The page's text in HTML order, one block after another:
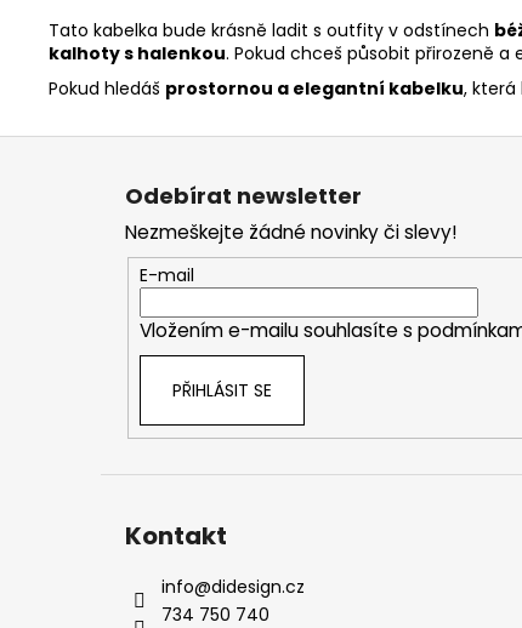
Tato kabelka bude krásně ladit s outfity v odstínech
kalhoty s halenkou. Pokud chceš působit přirozeně
Pokud hledáš prostornou a elegantní kabelku,
Z
Odebírat newsletter
Nezmeškejte žádné novinky či slevy!
E-mail
Vložením e-mailu souhlasíte s
PŘIHLÁSIT SE
Kontakt
info@didesign.cz
734 750 740